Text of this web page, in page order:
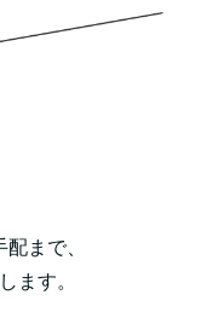
まで、
ます。